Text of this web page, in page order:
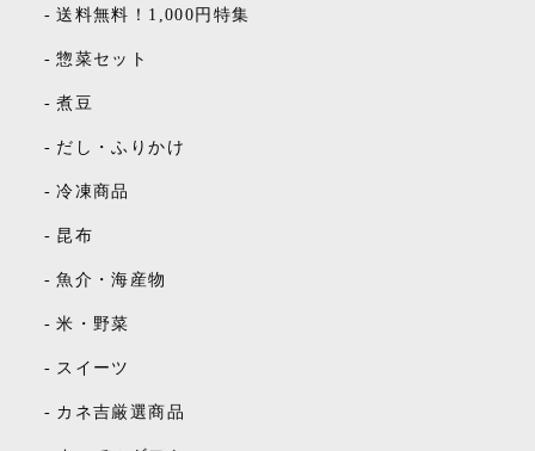
- 送料無料！1,000円特集
- 惣菜セット
- 煮豆
- だし・ふりかけ
- 冷凍商品
- 昆布
- 魚介・海産物
- 米・野菜
- スイーツ
- カネ吉厳選商品